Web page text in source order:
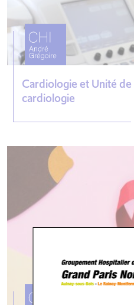
Cardiologie et Unité
cardiologie